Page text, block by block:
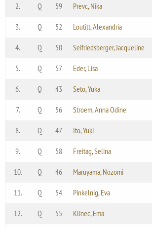
2. Q 59 Prevc, Nika
3. Q 52 Loutitt, Alexandria
4. Q 50 Seifriedsberger, Jacqueline
5. Q 57 Eder, Lisa
6. Q 43 Seto, Yuka
7. Q 56 Stroem, Anna Odine
8. Q 47 Ito, Yuki
9. Q 58 Freitag, Selina
10. Q 46 Maruyama, Nozomi
11. Q 54 Pinkelnig, Eva
12. Q 55 Klinec, Ema